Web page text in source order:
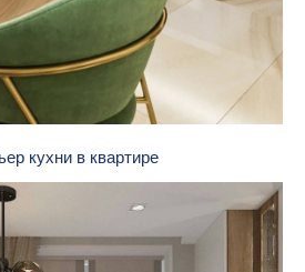
кухни в квартире